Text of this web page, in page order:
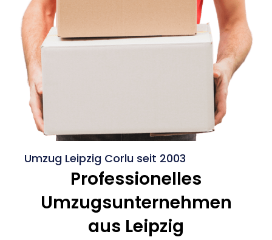
Umzug Leipzig Corlu seit 2003
Professionelles
Umzugsunternehmen
aus Leipzig